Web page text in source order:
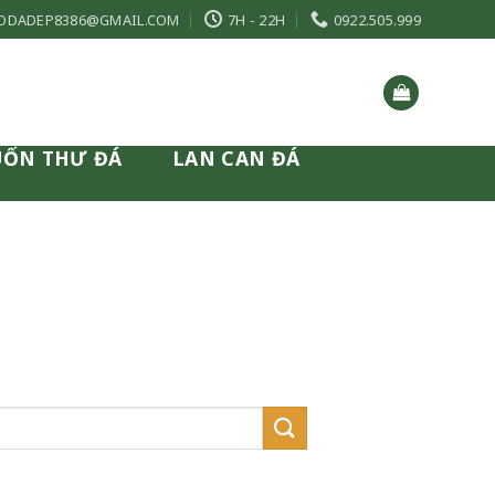
7H - 22H 0922.505.999
THƯ ĐÁ LAN CAN ĐÁ